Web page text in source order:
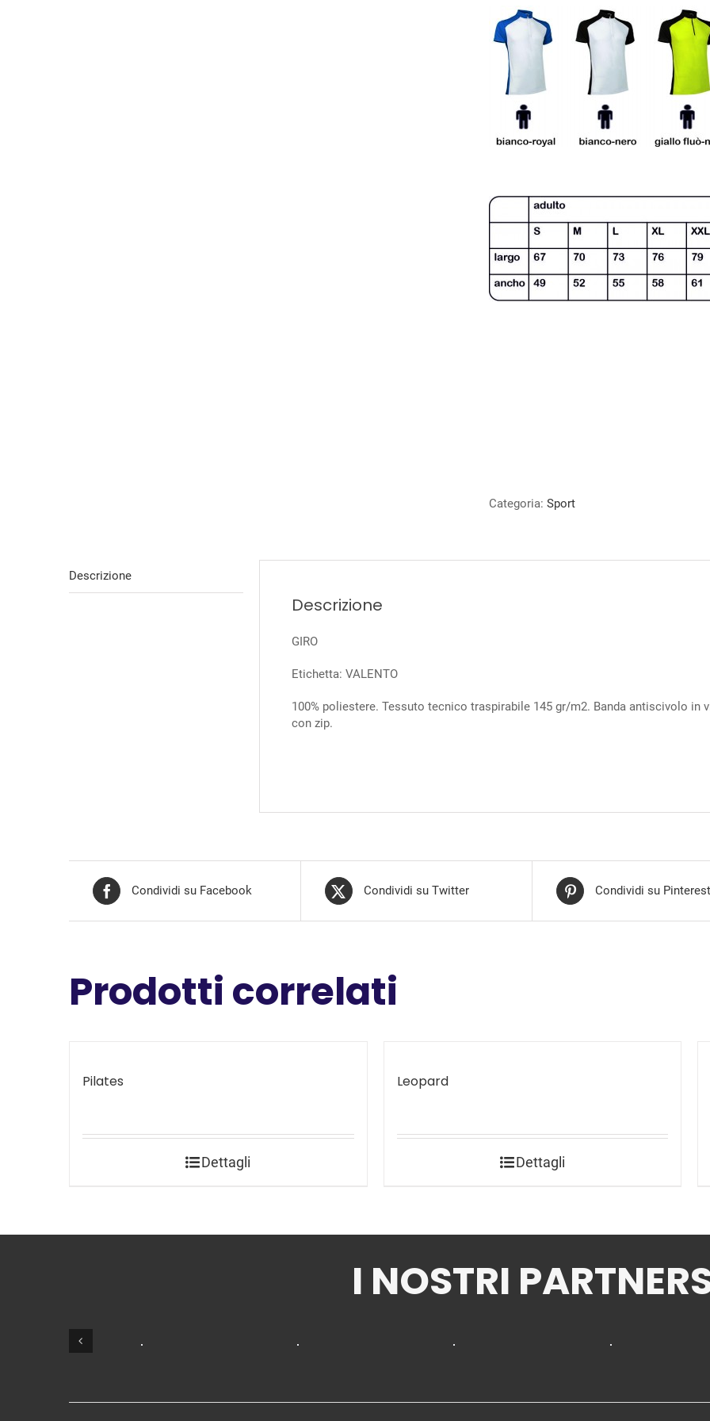
Categoria: Sport
Descrizione
Descrizione
GIRO
Etichetta: VALENTO
100% poliestere. Tessuto tecnico traspirabile 145 gr/m2. Banda antiscivolo
con zip.
Condividi su Facebook Condividi su Twitter Condividi su Pinterest
Prodotti correlati
Pilates
Dettagli
Leopard
Dettagli
I NOSTRI